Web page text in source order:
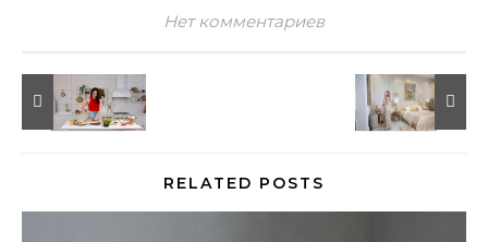
Нет комментариев
RELATED POSTS